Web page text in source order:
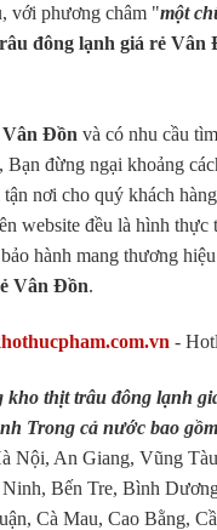
với phương châm "một
đông lạnh giá rẻ Vân
Vân Đồn và có nhu cầu
Bạn đừng ngại khoảng
nơi cho quý khách
website đều là hình thực
hành mang thương hiệu
Vân Đồn.
-
kho thịt trâu đông lạnh
Trong cả nước bao
Nội, An Giang, Vũng
Ninh, Bến Tre, Bình
Cà Mau, Cao Bằng,